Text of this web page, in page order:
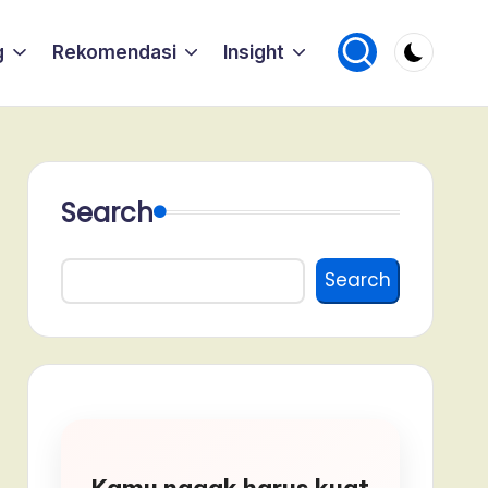
Rekomendasi Insight
Search
Search